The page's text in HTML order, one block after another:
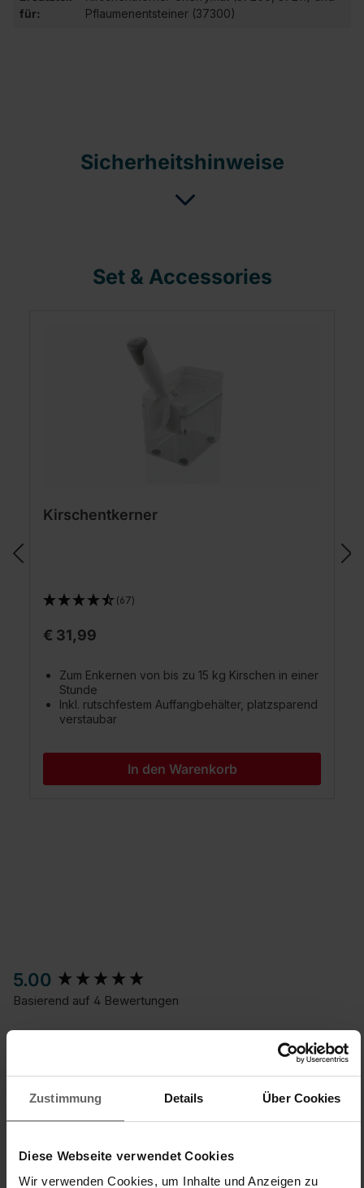
Zustimmung Details Über Cookies
Diese Webseite verwendet Cookies
Wir verwenden Cookies, um Inhalte und Anzeigen zu
für:
Pflaumenentsteiner (37300)
Sicherheitshinweise
Set & Accessories
Kirschentkerner
(67)
€ 31,99
Zum Enkernen von bis zu 15 kg Kirschen in einer
Stunde
Inkl. rutschfestem Auffangbehälter, platzsparend
verstaubar
In den Warenkorb
5.00
Basierend auf 4 Bewertungen
G
New content loaded